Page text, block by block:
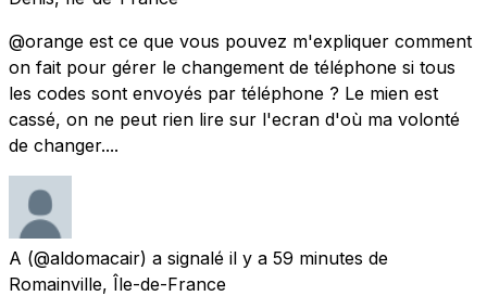
@orange est ce que vous pouvez m'expliquer comment
on fait pour gérer le changement de téléphone si tous
les codes sont envoyés par téléphone ? Le mien est
cassé, on ne peut rien lire sur l'ecran d'où ma volonté
de changer....
A (@aldomacair) a signalé il y a 59 minutes de
Romainville, Île-de-France